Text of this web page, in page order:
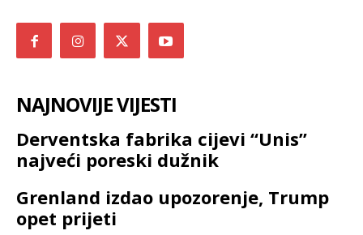
NAJNOVIJE VIJESTI
Derventska fabrika cijevi “Unis”
najveći poreski dužnik
Grenland izdao upozorenje, Trump
opet prijeti